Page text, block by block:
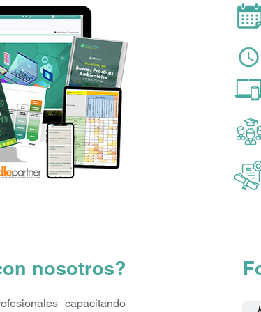
se aprueba con un mínimo de 6 puntos y posee
durante el curso?
cuenta con profesionales especializados que
dificultadas que se pudieran plantear. A través
un sistema de comunicación directa con su
cursar en cualquier momento?
horarios fijos de cursado. Podrás cursar en
las lecturas cuando desees.
y casos reales para analizar y debatir con
nosotros?
capacitando